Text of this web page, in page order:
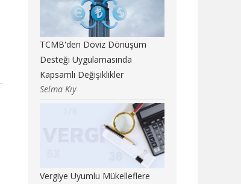
TCMB'den Döviz Dönüşüm
Desteği Uygulamasında
Kapsamlı Değişiklikler
Selma Kıy
Vergiye Uyumlu Mükelleflere